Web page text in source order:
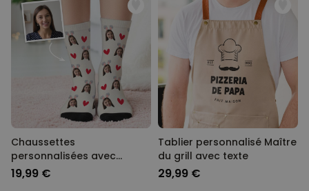
Chaussettes
personnalisées avec
visage et oreilles de lapin
19,99 €
Tablier personnalisé Maître
du grill avec texte
29,99 €